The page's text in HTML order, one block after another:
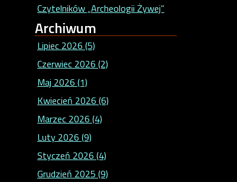
Czytelników „Archeologii Żywej”
Archiwum
Lipiec 2026 (5)
Czerwiec 2026 (2)
Maj 2026 (1)
Kwiecień 2026 (6)
Marzec 2026 (4)
Luty 2026 (9)
Styczeń 2026 (4)
Grudzień 2025 (9)